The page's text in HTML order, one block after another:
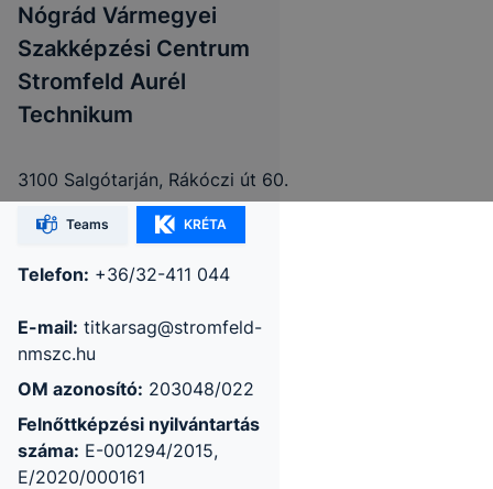
Nógrád Vármegyei
Szakképzési Centrum
Stromfeld Aurél
Technikum
3100 Salgótarján, Rákóczi út 60.
Teams KRÉTA
Telefon: +36/32-411 044
E-mail: titkarsag@stromfeld-
nmszc.hu
OM azonosító: 203048/022
Felnőttképzési nyilvántartás
száma: E-001294/2015,
E/2020/000161